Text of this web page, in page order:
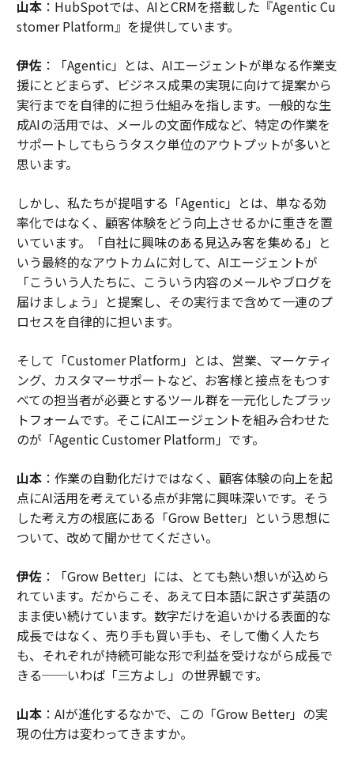
山本：HubSpotでは、AIとCRMを搭載した『Agentic Cu
stomer Platform』を提供しています。
伊佐：「Agentic」とは、AIエージェントが単なる作業支
援にとどまらず、ビジネス成果の実現に向けて提案から
実行までを自律的に担う仕組みを指します。一般的な生
成AIの活用では、メールの文面作成など、特定の作業を
サポートしてもらうタスク単位のアウトプットが多いと
思います。
しかし、私たちが提唱する「Agentic」とは、単なる効
率化ではなく、顧客体験をどう向上させるかに重きを置
いています。「自社に興味のある見込み客を集める」と
いう最終的なアウトカムに対して、AIエージェントが
「こういう人たちに、こういう内容のメールやブログを
届けましょう」と提案し、その実行まで含めて一連のプ
ロセスを自律的に担います。
そして「Customer Platform」とは、営業、マーケティ
ング、カスタマーサポートなど、お客様と接点をもつす
べての担当者が必要とするツール群を一元化したプラッ
トフォームです。そこにAIエージェントを組み合わせた
のが「Agentic Customer Platform」です。
山本：作業の自動化だけではなく、顧客体験の向上を起
点にAI活用を考えている点が非常に興味深いです。そう
した考え方の根底にある「Grow Better」という思想に
ついて、改めて聞かせてください。
伊佐：「Grow Better」には、とても熱い想いが込めら
れています。だからこそ、あえて日本語に訳さず英語の
まま使い続けています。数字だけを追いかける表面的な
成長ではなく、売り手も買い手も、そして働く人たち
も、それぞれが持続可能な形で利益を受けながら成長で
きる──いわば「三方よし」の世界観です。
山本：AIが進化するなかで、この「Grow Better」の実
現の仕方は変わってきますか。